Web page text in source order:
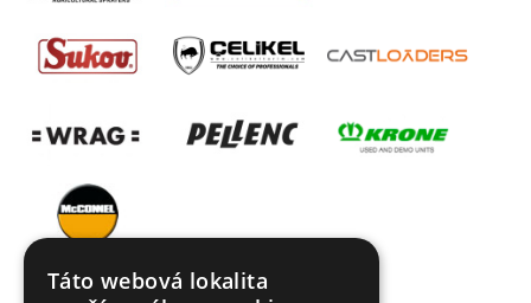
Táto webová lokalita